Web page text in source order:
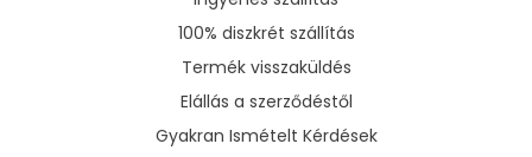
100% diszkrét szállítás
Termék visszaküldés
Elállás a szerződéstől
Gyakran Ismételt Kérdések